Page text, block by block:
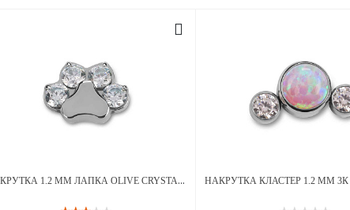
НАКРУТКА 1.2 ММ ЛАПКА OLIVE CRYSTAL ТИТАН